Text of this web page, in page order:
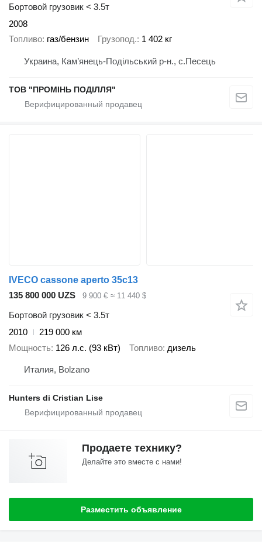
Бортовой грузовик < 3.5т
2008
Топливо газ/бензин Грузопод. 1 402 кг
Украина, Кам’янець-Подільський р-н., с.Песець
ТОВ "ПРОМІНЬ ПОДІЛЛЯ"
IVECO cassone aperto 35c13
135 800 000 UZS
9 900 € ≈ 11 440 $
Бортовой грузовик < 3.5т
2010
219 000 км
Мощность 126 л.с. (93 кВт) Топливо дизель
Италия, Bolzano
Hunters di Cristian Lise
Продаете технику?
Делайте это вместе с нами!
Разместить объявление